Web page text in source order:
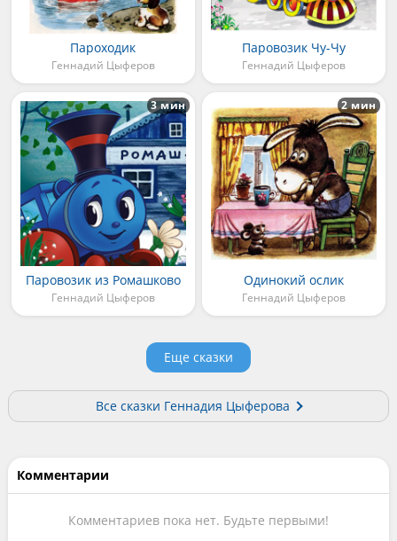
Пароходик
Геннадий Цыферов
Паровозик Чу-Чу
Геннадий Цыферов
Паровозик из Ромашково
Геннадий Цыферов
3 мин
Одинокий ослик
Геннадий Цыферов
2 мин
Еще сказки
Все сказки Геннадия Цыферова
Комментарии
Комментариев пока нет. Будьте первыми!